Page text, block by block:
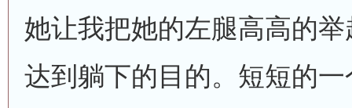
她让我把她的左腿高高的
达到躺下的目的。短短的